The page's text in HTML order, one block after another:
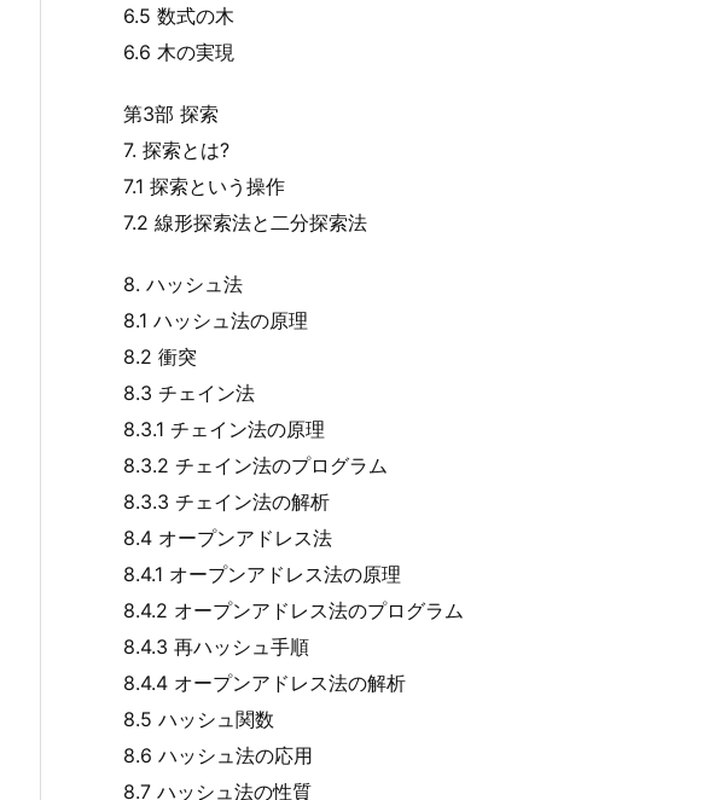
6.5 数式の木
6.6 木の実現
第3部 探索
7. 探索とは?
7.1 探索という操作
7.2 線形探索法と二分探索法
8. ハッシュ法
8.1 ハッシュ法の原理
8.2 衝突
8.3 チェイン法
8.3.1 チェイン法の原理
8.3.2 チェイン法のプログラム
8.3.3 チェイン法の解析
8.4 オープンアドレス法
8.4.1 オープンアドレス法の原理
8.4.2 オープンアドレス法のプログラム
8.4.3 再ハッシュ手順
8.4.4 オープンアドレス法の解析
8.5 ハッシュ関数
8.6 ハッシュ法の応用
8.7 ハッシュ法の性質